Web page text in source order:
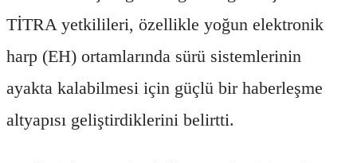
TİTRA yetkilileri, özellikle yoğun elektronik
harp (EH) ortamlarında sürü sistemlerinin
ayakta kalabilmesi için güçlü bir haberleşme
altyapısı geliştirdiklerini belirtti.